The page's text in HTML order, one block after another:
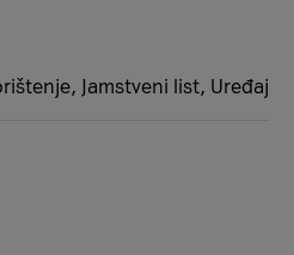
Jamstveni list, Uređaj